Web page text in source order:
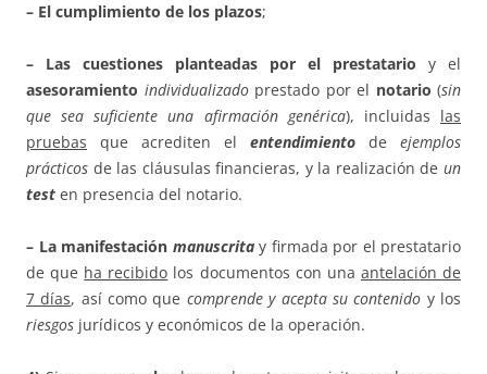
– El cumplimiento de los plazos;
– Las cuestiones planteadas por el prestatario y el
asesoramiento individualizadoprestado por el notario (sin
que sea suficiente una afirmación genérica), incluidas las
pruebas que acrediten el entendimiento de ejemplos
prácticos de las cláusulas financieras, y la realización de un
test en presencia del notario.
– La manifestación manuscritay firmada por el prestatario
de que ha recibido los documentos con una antelación de
7 días, así como que comprende y acepta su contenido y los
riesgos jurídicos y económicos de la operación.